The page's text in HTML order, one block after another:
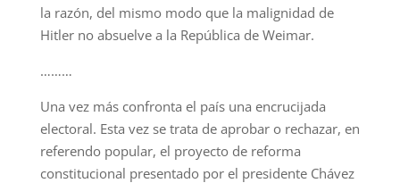
la razón, del mismo modo que la malignidad de
Hitler no absuelve a la República de Weimar.
………
Una vez más confronta el país una encrucijada
electoral. Esta vez se trata de aprobar o rechazar, en
referendo popular, el proyecto de reforma
constitucional presentado por el presidente Chávez